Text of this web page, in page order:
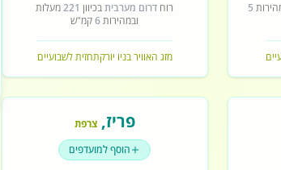
5
רוח דרום מערביתבכיוון 221מעלות
ובמהירות6קמ"ש
מזג האוויר בניו יורקתחזית לשבועיים
פריז,צרפת
הוסף למועדפים